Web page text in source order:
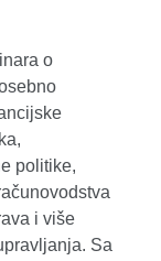
o
politike,
i više
Sa